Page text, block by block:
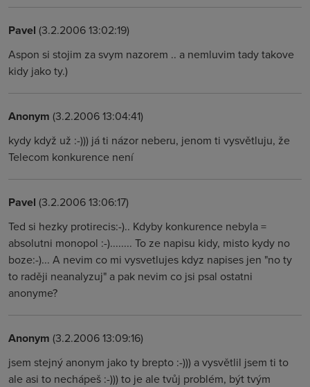
Pavel (3.2.2006 13:02:19)
Aspon si stojim za svym nazorem .. a nemluvim tady takove
kidy jako ty.)
Anonym (3.2.2006 13:04:41)
kydy když už :-))) já ti názor neberu, jenom ti vysvětluju, že
Telecom konkurence není
Pavel (3.2.2006 13:06:17)
Ted si hezky protirecis:-).. Kdyby konkurence nebyla =
absolutni monopol :-)........ To ze napisu kidy, misto kydy no
boze:-)... A nevim co mi vysvetlujes kdyz napises jen "no ty
to raději neanalyzuj" a pak nevim co jsi psal ostatni
anonyme?
Anonym (3.2.2006 13:09:16)
jsem stejný anonym jako ty brepto :-))) a vysvětlil jsem ti to
ale asi to nechápeš :-))) to je ale tvůj problém, být tvým